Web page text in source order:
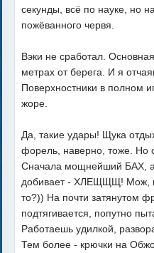
секунды, всё по науке, но
пожёванного червя.
Вэки не сработал.
метрах от берега. И я
Поверхностники в полном
жоре.
Да, такие удары! Щука
форель, наверно, тоже. Но
Сначала мощнейший БАХ, а
добивает - ХЛЕЩЩЩ! Мож,
то?)) На почти затянутом
подтягивается, попутно
Работаешь удилкой,
Тем более - крючки на